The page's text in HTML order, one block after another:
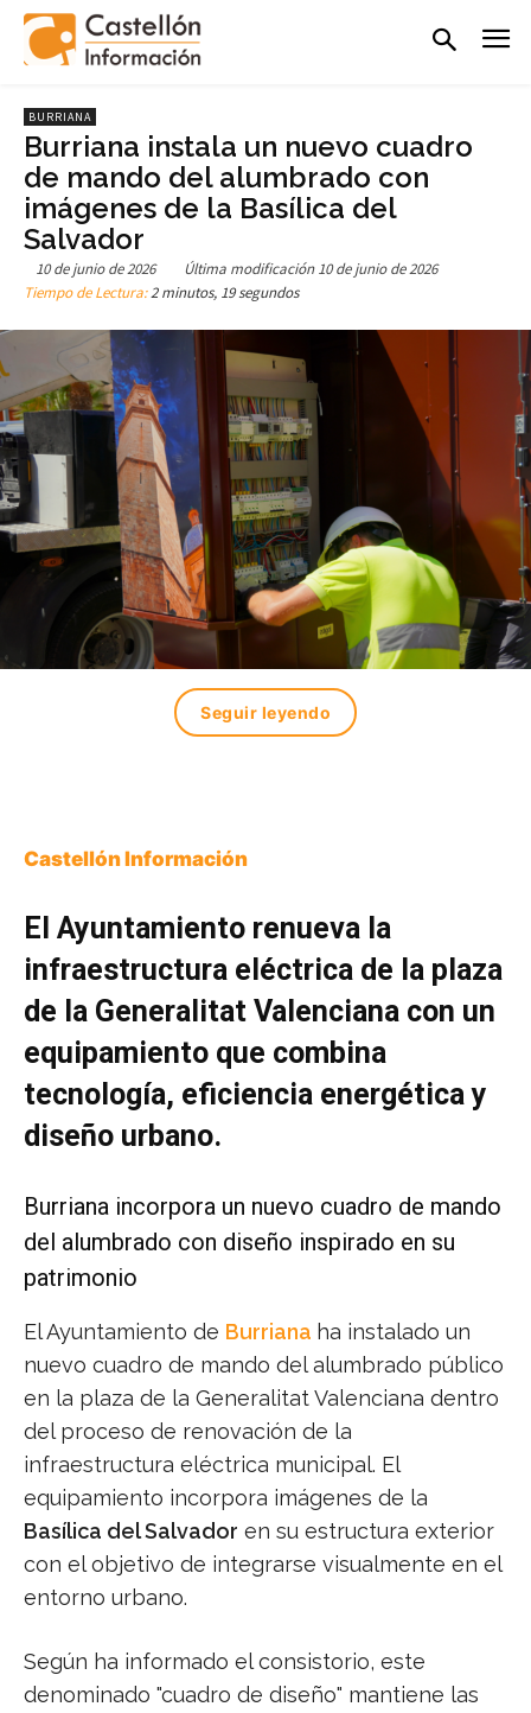
BURRIANA
Burriana instala un nuevo cuadro
de mando del alumbrado con
imágenes de la Basílica del
Salvador
10 de junio de 2026 Última modificación 10 de junio de 2026
Tiempo de Lectura:2 minutos, 19 segundos
Seguir leyendo
Castellón Información
El Ayuntamiento renueva la
infraestructura eléctrica de la plaza
de la Generalitat Valenciana con un
equipamiento que combina
tecnología, eficiencia energética y
diseño urbano.
Burriana incorpora un nuevo cuadro de mando
del alumbrado con diseño inspirado en su
patrimonio
El Ayuntamiento de Burriana ha instalado un
nuevo cuadro de mando del alumbrado público
en la plaza de la Generalitat Valenciana dentro
del proceso de renovación de la
infraestructura eléctrica municipal. El
equipamiento incorpora imágenes de la
Basílica del Salvador en su estructura exterior
con el objetivo de integrarse visualmente en el
entorno urbano.
Según ha informado el consistorio, este
denominado "cuadro de diseño" mantiene las